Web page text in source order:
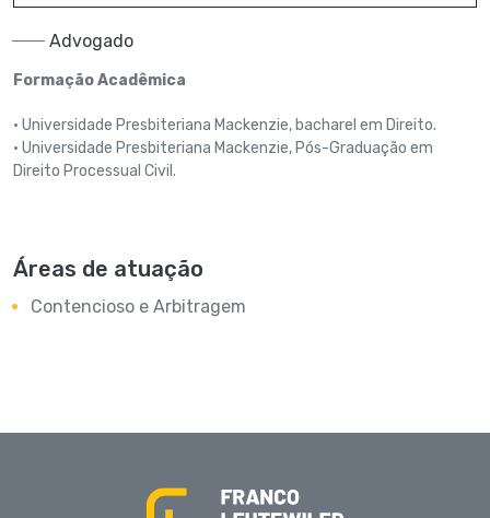
Advogado
Formação Acadêmica
• Universidade Presbiteriana Mackenzie, bacharel em Direito.
• Universidade Presbiteriana Mackenzie, Pós-Graduação em
Direito Processual Civil.
Áreas de atuação
Contencioso e Arbitragem